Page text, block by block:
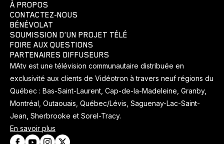
À PROPOS
CONTACTEZ-NOUS
BÉNÉVOLAT
SOUMISSION D'UN PROJET TÉLÉ
FOIRE AUX QUESTIONS
PARTENAIRES DIFFUSEURS
MAtv est une télévision communautaire distribuée en
exclusivité aux clients de Vidéotron à travers neuf régions du
Québec : Bas-Saint-Laurent, Cap-de-la-Madeleine, Granby,
Montréal, Outaouais, Québec/Lévis, Saguenay-Lac-Saint-
Jean, Sherbrooke et Sorel-Tracy.
En savoir plus